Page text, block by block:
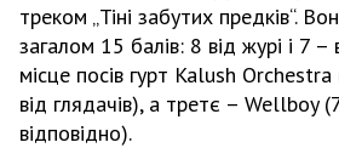
треком „Тіні забутих предків“.
загалом 15 балів: 8 від журі і 7 –
місце посів гурт Kalush Orchestra
від глядачів), а третє – Wellboy
відповідно).